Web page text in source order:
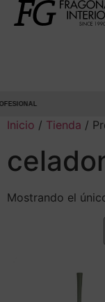
Inicio / Tienda /
Mostrando el